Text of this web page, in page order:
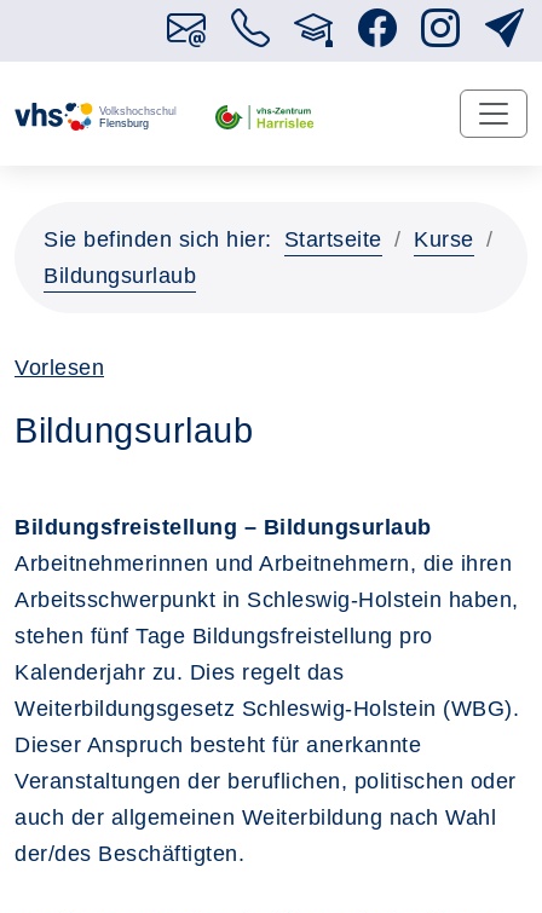
Sie befinden sich hier: Startseite
Kurse
Bildungsurlaub
Vorlesen
Bildungsurlaub
Bildungsfreistellung – Bildungsurlaub
Arbeitnehmerinnen und Arbeitnehmern, die ihren
Arbeitsschwerpunkt in Schleswig-Holstein haben,
stehen fünf Tage Bildungsfreistellung pro
Kalenderjahr zu. Dies regelt das
Weiterbildungsgesetz Schleswig-Holstein (WBG).
Dieser Anspruch besteht für anerkannte
Veranstaltungen der beruflichen, politischen oder
auch der allgemeinen Weiterbildung nach Wahl
der/des Beschäftigten.